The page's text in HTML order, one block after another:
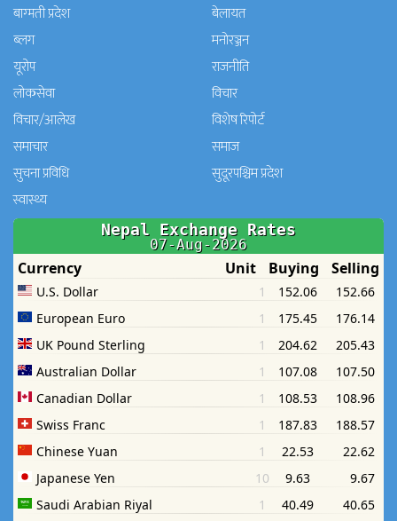
बाग्मती प्रदेश
बेलायत
ब्लग
मनाेरञ्जन
यूरोप
राजनीति
लोकसेवा
विचार
विचार/आलेख
विशेष रिपोर्ट
समाचार
समाज
सुचना प्रविधि
सुदूरपश्चिम प्रदेश
स्वास्थ्य